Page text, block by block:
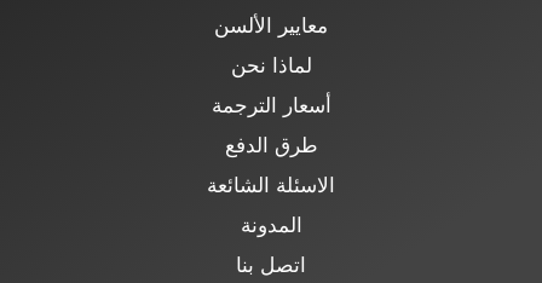
معايير الألسن
لماذا نحن
أسعار الترجمة
طرق الدفع
الاسئلة الشائعة
المدونة
اتصل بنا